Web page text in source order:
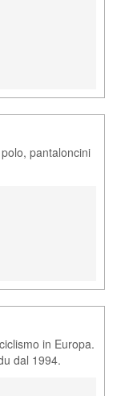
pantaloncini
in Europa.
dal 1994.